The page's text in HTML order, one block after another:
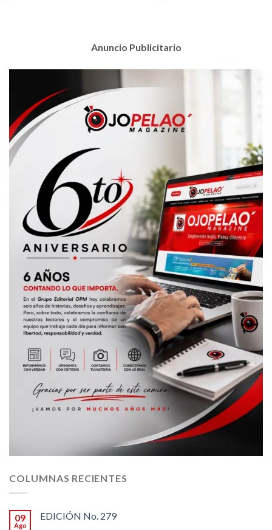
Anuncio Publicitario
COLUMNAS RECIENTES
09
Ago
EDICIÓN No. 279